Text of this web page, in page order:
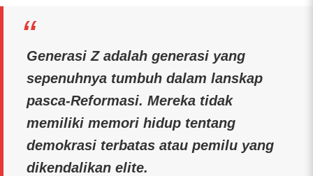
Generasi Z adalah generasi yang
sepenuhnya tumbuh dalam lanskap
pasca-Reformasi. Mereka tidak
memiliki memori hidup tentang
demokrasi terbatas atau pemilu yang
dikendalikan elite.